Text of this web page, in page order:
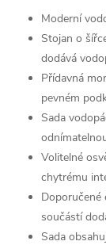
Moderní
Stojan o
dodává
Přídavná
pevném
Sada
Volitelné
chytrému
Doporučené
součástí
Sada